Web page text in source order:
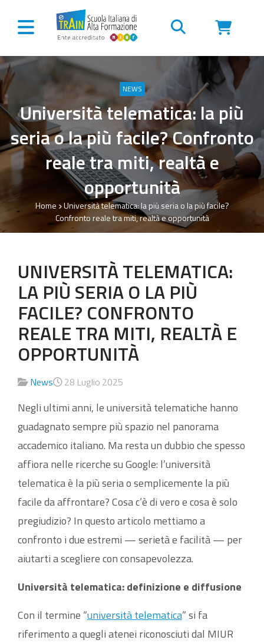
Vai al contenuto
NEWS
Università telematica: la più
seria o la più facile? Confronto
reale tra miti, realtà e
opportunità
Home
Università telematica: la più seria o la più facile?
Confronto reale tra miti, realtà e opportunità
UNIVERSITÀ TELEMATICA:
LA PIÙ SERIA O LA PIÙ
FACILE? CONFRONTO
REALE TRA MITI, REALTÀ E
OPPORTUNITÀ
News 28 Luglio 2025
Negli ultimi anni, le università telematiche hanno
guadagnato sempre più spazio nel panorama
accademico italiano. Ma resta un dubbio che spesso
affiora nelle ricerche su Google: l’università
telematica è la più seria o semplicemente la più
facile da affrontare? Cosa c’è di vero e cosa è solo
pregiudizio? In questo articolo mettiamo a
confronto i due estremi — serietà e facilità — per
aiutarti a scegliere con consapevolezza.
Università telematica: definizione e diffusione
Con il termine “università telematica” si fa
riferimento a quegli atenei riconosciuti dal MIUR